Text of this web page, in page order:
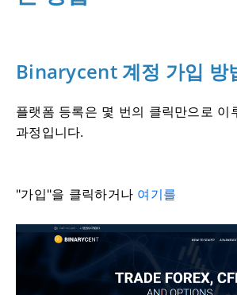
Binarycent 계정 가입 방
플랫폼 등록은 몇 번의 클릭만으로 이
과정입니다.
"가입"을 클릭하거나 여기를